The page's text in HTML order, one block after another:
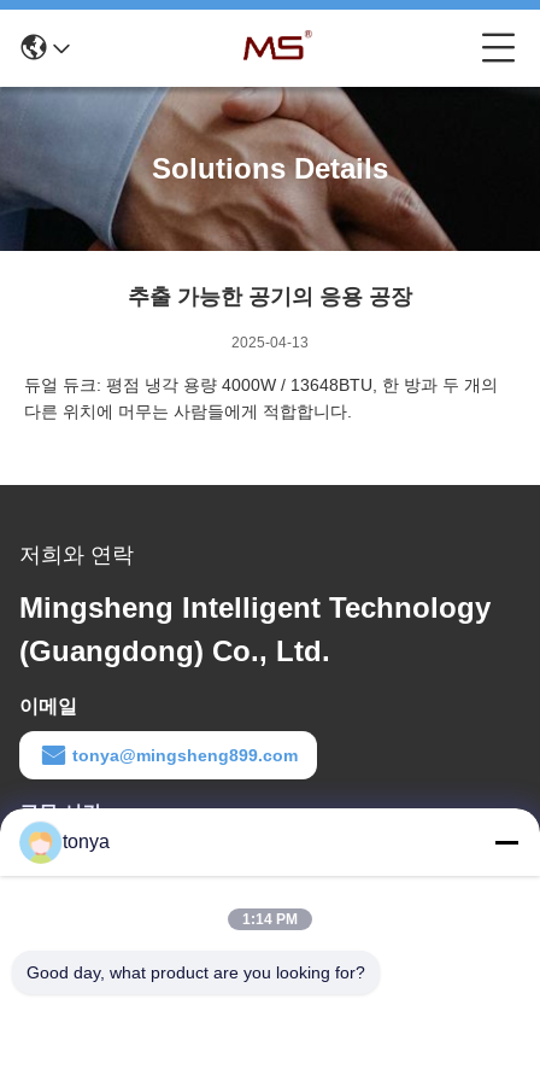
Solutions Details
추출 가능한 공기의 응용 공장
2025-04-13
듀얼 듀크: 평점 냉각 용량 4000W / 13648BTU, 한 방과 두 개의
다른 위치에 머무는 사람들에게 적합합니다.
저희와 연락
Mingsheng Intelligent Technology
(Guangdong) Co., Ltd.
이메일
tonya@mingsheng899.com
근무 시간
08:00-17:30
'아니오'의 하나2웬데 4번가, 하이테크 산업 개발 구역, 자오칭
tonya
1:14 PM
Good day, what product are you looking for?